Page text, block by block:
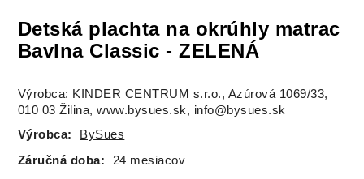
Detská plachta na okrúhly matrac
Bavlna Classic - ZELENÁ
Výrobca: KINDER CENTRUM s.r.o., Azúrová 1069/33,
010 03 Žilina, www.bysues.sk, info@bysues.sk
Výrobca:
BySues
Záručná doba: 24 mesiacov